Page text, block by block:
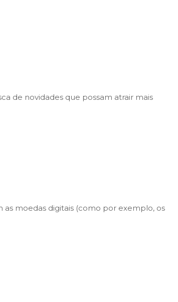
de novidades que possam atrair mais
moedas digitais (como por exemplo, os